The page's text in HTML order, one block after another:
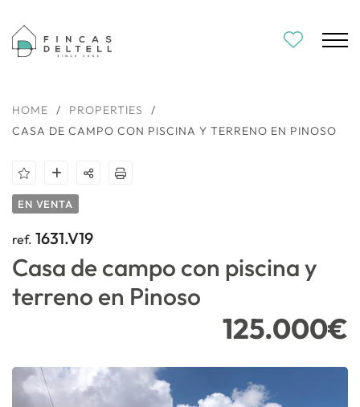
HOME / PROPERTIES
/
CASA DE CAMPO CON PISCINA Y TERRENO EN PINOSO
EN VENTA
ref. 1631.V19
Casa de campo con piscina y
terreno en Pinoso
125.000€